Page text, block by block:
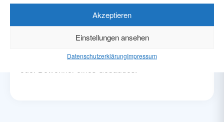
Akzeptieren
Einstellungen ansehen
DatenschutzerklärungImpressum
Digitalisierung verbessert das Leben sowie die
Zusammenarbeit auf den Baustellen und damit
schlussendlich die Bauqualität. Davon profitiert
jeder am Bau Beteiligte, auch die späteren Nutzer
oder Bewohner eines Gebäudes.